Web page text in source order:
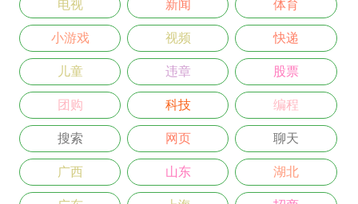
电视 新闻 体育
小游戏 视频 快递
儿童 违章 股票
团购 科技 编程
搜索 网页 聊天
广西 山东 湖北